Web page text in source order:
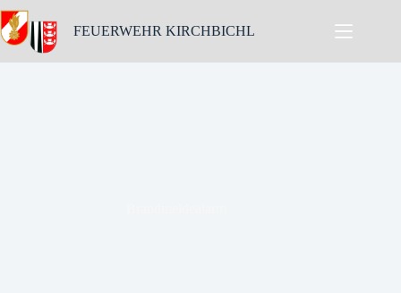
Skip
to
content
FEUERWEHR KIRCHBICHL